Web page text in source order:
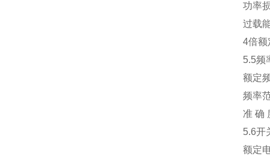
功率损
过载能
4倍额
5.5频
额定频
频率范
准 确
5.6开
额定电